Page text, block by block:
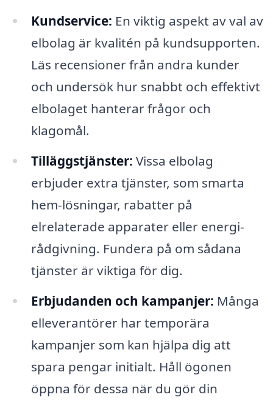
Kundservice: En viktig aspekt av val av
elbolag är kvalitén på kundsupporten.
Läs recensioner från andra kunder
och undersök hur snabbt och effektivt
elbolaget hanterar frågor och
klagomål.
Tilläggstjänster: Vissa elbolag
erbjuder extra tjänster, som smarta
hem-lösningar, rabatter på
elrelaterade apparater eller energi-
rådgivning. Fundera på om sådana
tjänster är viktiga för dig.
Erbjudanden och kampanjer: Många
elleverantörer har temporära
kampanjer som kan hjälpa dig att
spara pengar initialt. Håll ögonen
öppna för dessa när du gör din